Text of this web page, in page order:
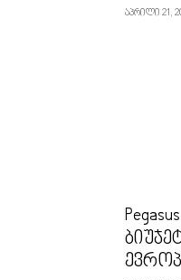
აპრილი 21,